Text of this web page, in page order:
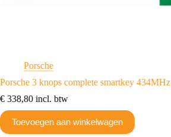
Porsche
Porsche 3 knops complete smartkey 434MHz
€ 338,80 incl. btw
Toevoegen aan winkelwagen